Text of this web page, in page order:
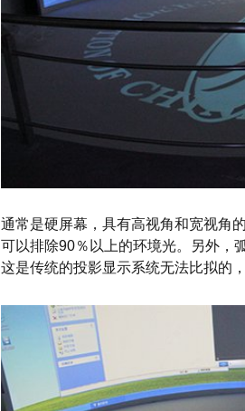
通常是硬屏幕，具有高视角和宽视角
可以排除90％以上的环境光。另外，
这是传统的投影显示系统无法比拟的